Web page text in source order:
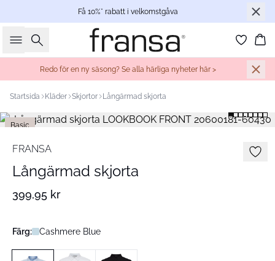
Få 10%* rabatt i velkomstgåva
Sök
Redo för en ny säsong? Se alla härliga nyheter här >
Startsida Kläder Skjortor Långärmad skjorta
Basic
FRANSA
Långärmad skjorta
399,95 kr
Färg: Cashmere Blue